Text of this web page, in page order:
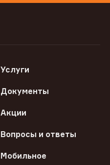
Услуги
Документы
Акции
Вопросы и ответы
Мобильное